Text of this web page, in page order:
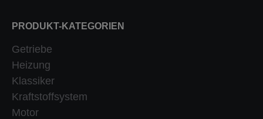
PRODUKT-KATEGORIEN
Getriebe
Heizung
Klassiker
Kraftstoffsystem
Motor